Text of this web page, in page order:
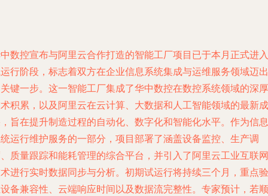
数控宣布与阿里云合作打造的智能工厂项目已于本月正式进入
行阶段，标志着双方在企业信息系统集成与运维服务领域迈出
键一步。这一智能工厂集成了华中数控在数控系统领域的深厚
积累，以及阿里云在云计算、大数据和人工智能领域的最新成
旨在提升制造过程的自动化、数字化和智能化水平。作为信息
运行维护服务的一部分，项目部署了涵盖设备监控、生产调
质量跟踪和能耗管理的综合平台，并引入了阿里云工业互联网
进行实时数据同步与分析。初期试运行将持续三个月，重点验
备兼容性、云端响应时间以及数据流完整性。专家预计，若顺